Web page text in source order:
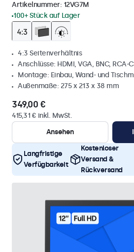
Artikelnummer: 12VG7M
100+ Stück auf Lager
4:3 Seitenverhältnis
Anschlüsse: HDMI, VGA, BNC, RCA-
Montage: Einbau, Wand- und
Außenmaße: 275 x 213 x 38 mm
349,00 €
415,31 € inkl. MwSt.
Ansehen
Langfristige
Verfügbarkeit
Kostenloser
Versand &
Rückversand